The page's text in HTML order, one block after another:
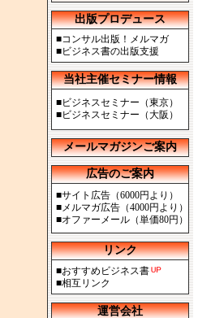
出版プロデュース
■コンサル出版！メルマガ
■ビジネス書の出版支援
当社主催セミナー情報
■ビジネスセミナー（東京）
■ビジネスセミナー（大阪）
メールマガジンご案内
広告のご案内
■サイト広告（6000円より）
■メルマガ広告（4000円より）
■オファーメール（単価80円）
リンク
■おすすめビジネス書
■相互リンク
運営会社